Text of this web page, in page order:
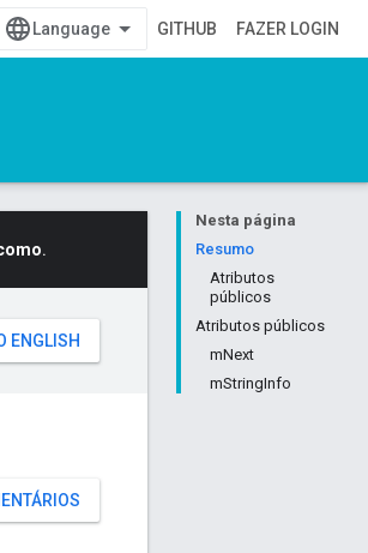
GITHUB FAZER LOGIN
Nesta página
Resumo
Atributos
públicos
Atributos públicos
mNext
mStringInfo
.